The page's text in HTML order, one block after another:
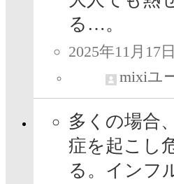
る…。
2025年11月17
mixiユ
多くの場合
症を起こし
る。インフ